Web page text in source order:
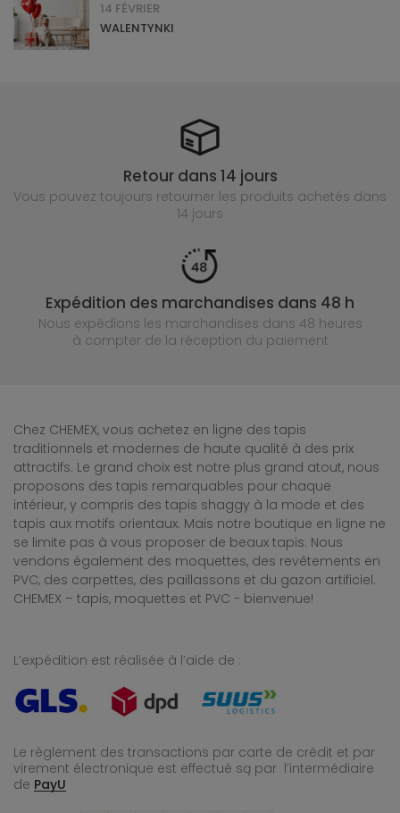
14 FÉVRIER
WALENTYNKI
Retour dans 14 jours
Vous pouvez toujours retourner les produits achetés dans
14 jours
Expédition des marchandises dans 48 h
Nous expédions les marchandises dans 48 heures
à compter de la réception du paiement
Chez CHEMEX, vous achetez en ligne des tapis
traditionnels et modernes de haute qualité à des prix
attractifs. Le grand choix est notre plus grand atout, nous
proposons des tapis remarquables pour chaque
intérieur, y compris des tapis shaggy à la mode et des
tapis aux motifs orientaux. Mais notre boutique en ligne ne
se limite pas à vous proposer de beaux tapis. Nous
vendons également des moquettes, des revêtements en
PVC, des carpettes, des paillassons et du gazon artificiel.
CHEMEX – tapis, moquettes et PVC - bienvenue!
L’expédition est réalisée à l’aide de :
Le règlement des transactions par carte de crédit et par
virement électronique est effectué są par l’intermédiaire
de PayU